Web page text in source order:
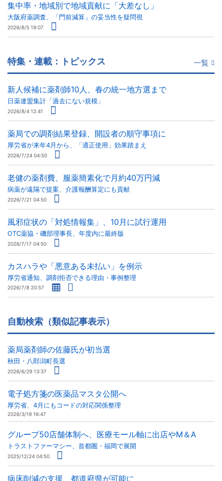
集中率・地域別で地域貢献に「大差なし」
大阪府薬調査、「門前減算」の妥当性を疑問視
2026/8/5 19:07
特集・連載：トピックス 一覧
新人候補に薬剤師10人、春の統一地方選まで
日薬連盟集計「過去にない規模」
2026/8/4 12:41
薬局での調剤結果登録、開設者の順守事項に
厚労省が来年4月から、「適正使用」効果踏まえ
2026/7/24 04:50
老健の薬剤費、服薬簡素化で月約40万円減
病薬が遠隔で提案、介護報酬算定にも貢献
2026/7/21 04:50
風邪症状の「対処情報集」、10月に試行運用
OTC薬協・磯部理事長、年度内に最終版
2026/7/17 04:50
カスハラや「悪意ある未払い」を例示
厚労省通知、調剤拒否できる理由・事例整理
2026/7/8 20:57
自動検索（類似記事表示）
薬局薬剤師の佐藤氏が初当選
秋田・八郎潟町長選
2026/6/29 13:37
電子処方箋の医薬品マスタ公開へ
厚労省、4月にもコードの対応関係整理
2026/3/19 16:47
グループ50店舗体制へ、医療モール軸に出店やM＆A
トラストファーマシー、首都圏・福岡で展開
2025/12/24 04:50
病床削減の支援、都道府県が可能に